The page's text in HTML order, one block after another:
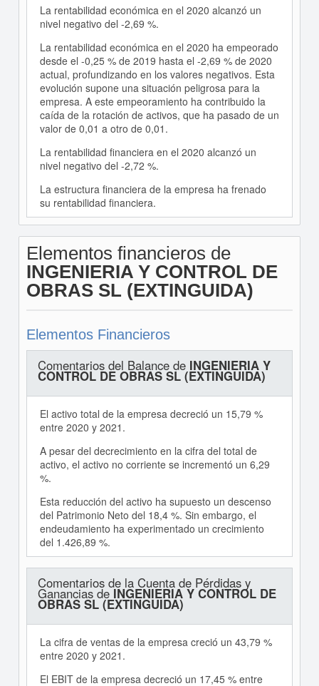
La rentabilidad económica en el 2020 alcanzó un
nivel negativo del -2,69 %.
La rentabilidad económica en el 2020 ha empeorado
desde el -0,25 % de 2019 hasta el -2,69 % de 2020
actual, profundizando en los valores negativos. Esta
evolución supone una situación peligrosa para la
empresa. A este empeoramiento ha contribuido la
caída de la rotación de activos, que ha pasado de un
valor de 0,01 a otro de 0,01.
La rentabilidad financiera en el 2020 alcanzó un
nivel negativo del -2,72 %.
La estructura financiera de la empresa ha frenado
su rentabilidad financiera.
Elementos financieros de
INGENIERIA Y CONTROL DE
OBRAS SL (EXTINGUIDA)
Elementos Financieros
Comentarios del Balance de INGENIERIA Y
CONTROL DE OBRAS SL (EXTINGUIDA)
El activo total de la empresa decreció un 15,79 %
entre 2020 y 2021.
A pesar del decrecimiento en la cifra del total de
activo, el activo no corriente se incrementó un 6,29
%.
Esta reducción del activo ha supuesto un descenso
del Patrimonio Neto del 18,4 %. Sin embargo, el
endeudamiento ha experimentado un crecimiento
del 1.426,89 %.
Comentarios de la Cuenta de Pérdidas y
Ganancias deINGENIERIA Y CONTROL DE
OBRAS SL (EXTINGUIDA)
La cifra de ventas de la empresa creció un 43,79 %
entre 2020 y 2021.
El EBIT de la empresa decreció un 17,45 % entre